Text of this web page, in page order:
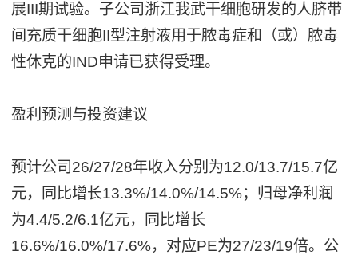
展III期试验。子公司浙江我武干细胞研发的人脐带
间充质干细胞II型注射液用于脓毒症和（或）脓毒
性休克的IND申请已获得受理。
盈利预测与投资建议
预计公司26/27/28年收入分别为12.0/13.7/15.7亿
元，同比增长13.3%/14.0%/14.5%；归母净利润
为4.4/5.2/6.1亿元，同比增长
16.6%/16.0%/17.6%，对应PE为27/23/19倍。公